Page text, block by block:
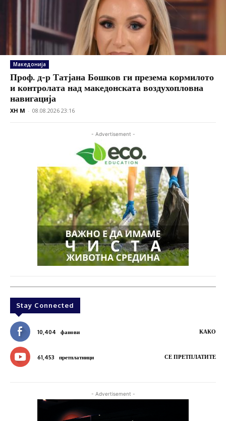
Македонија
Проф. д-р Татјана Бошков ги презема кормилото
и контролата над македонската воздухопловна
навигација
XH M - 08.08.2026 23:16
- Advertisement -
Stay Connected
10,404 фанови КАКО
61,453 претплатници СЕ ПРЕТПЛАТИТЕ
- Advertisement -